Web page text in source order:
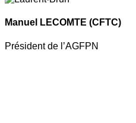
Manuel LECOMTE (CFTC)
Président de l’AGFPN